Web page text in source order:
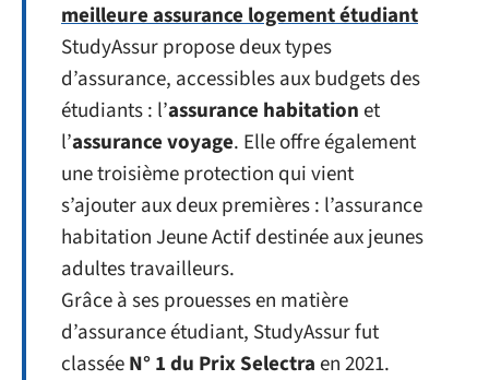
meilleure assurance logement étudiant
StudyAssur propose deux types
d’assurance, accessibles aux budgets des
étudiants : l’assurance habitationet
l’assurance voyage. Elle offre également
une troisième protection qui vient
s’ajouter aux deux premières : l’assurance
habitation Jeune Actif destinée aux jeunes
adultes travailleurs.
Grâce à ses prouesses en matière
d’assurance étudiant, StudyAssur fut
classéeN° 1 du Prix Selectraen 2021.